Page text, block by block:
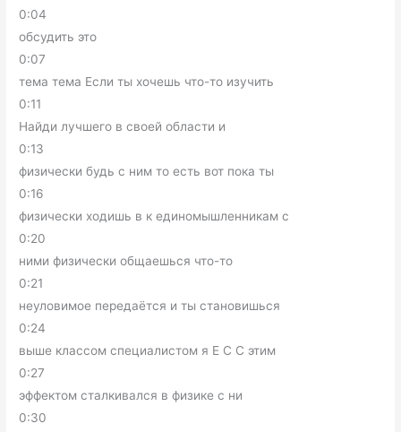
0:04
обсудить это
0:07
тема тема Если ты хочешь что-то изучить
0:11
Найди лучшего в своей области и
0:13
физически будь с ним то есть вот пока ты
0:16
физически ходишь в к единомышленникам с
0:20
ними физически общаешься что-то
0:21
неуловимое передаётся и ты становишься
0:24
выше классом специалистом я Е С С этим
0:27
эффектом сталкивался в физике с ни
0:30